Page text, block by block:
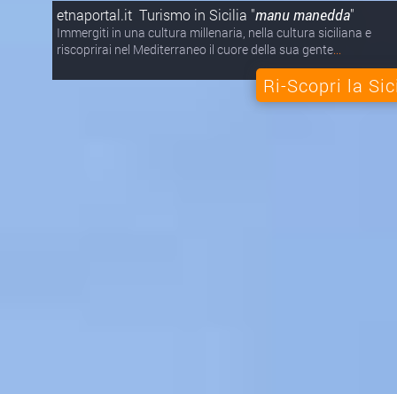
etnaportal.it Turismo in Sicilia "manu manedda"
Immergiti in una cultura millenaria, nella cultura siciliana e
riscoprirai nel Mediterraneo il cuore della sua gente...